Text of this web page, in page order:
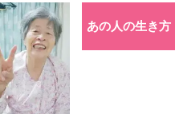
あの人の生き方